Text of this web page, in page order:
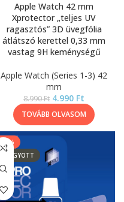
Apple Watch 42 mm
Xprotector „teljes UV
ragasztós” 3D üvegfólia
átlátszó kerettel 0,33 mm
vastag 9H keménységű
Apple Watch (Series 1-3) 42
mm
8.990Ft 4.990 Ft
TOVÁBB OLVASOM
-13%
ELFOGYOTT